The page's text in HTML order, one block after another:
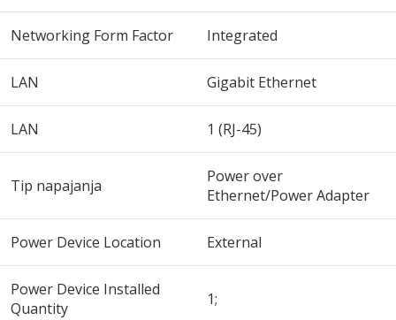
Networking Form Factor Integrated
LAN Gigabit Ethernet
LAN 1 (RJ-45)
Tip napajanja
Power over
Ethernet/Power Adapter
Power Device Location External
Power Device Installed
Quantity
1;